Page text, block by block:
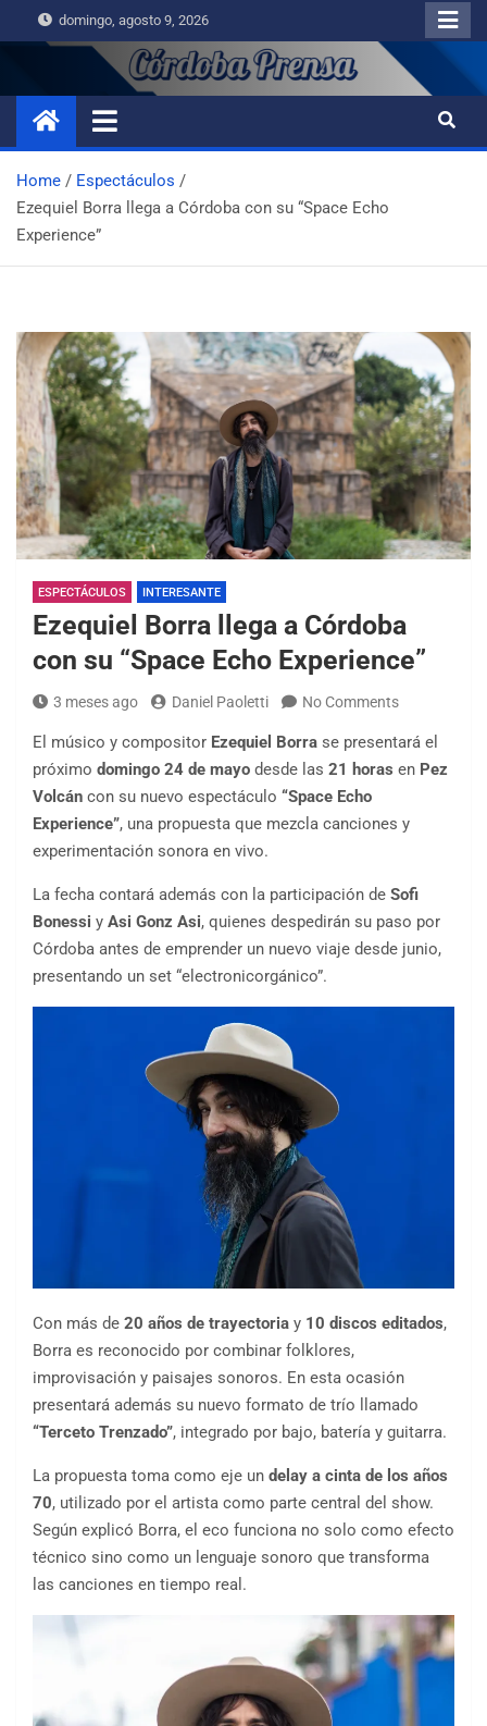
domingo, agosto 9, 2026
Home
Espectáculos
Ezequiel Borra llega a Córdoba con su “Space Echo
Experience”
ESPECTÁCULOS INTERESANTE
Ezequiel Borra llega a Córdoba
con su “Space Echo Experience”
3 meses ago Daniel Paoletti No Comments
El músico y compositor Ezequiel Borra se presentará el
próximo domingo 24 de mayo desde las 21 horas en Pez
Volcán con su nuevo espectáculo “Space Echo
Experience”, una propuesta que mezcla canciones y
experimentación sonora en vivo.
La fecha contará además con la participación de Sofi
Bonessi y Asi Gonz Asi, quienes despedirán su paso por
Córdoba antes de emprender un nuevo viaje desde junio,
presentando un set “electronicorgánico”.
Con más de 20 años de trayectoria y 10 discos editados,
Borra es reconocido por combinar folklores,
improvisación y paisajes sonoros. En esta ocasión
presentará además su nuevo formato de trío llamado
“Terceto Trenzado”, integrado por bajo, batería y guitarra.
La propuesta toma como eje un delay a cinta de los años
70, utilizado por el artista como parte central del show.
Según explicó Borra, el eco funciona no solo como efecto
técnico sino como un lenguaje sonoro que transforma
las canciones en tiempo real.